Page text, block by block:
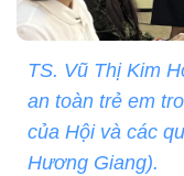
TS. Vũ Thị Kim
an toàn trẻ em
của Hội và các
Hương Giang).